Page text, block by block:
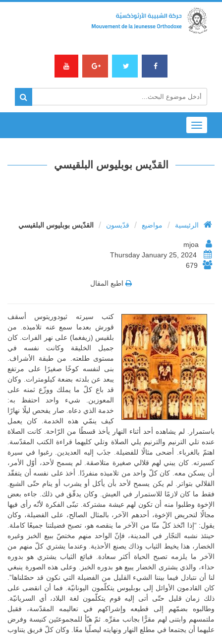
Toggle
navigation
القدّيس بوبليوس البلقيسي
الرئيسية / مواضيع / قدّيسون / القدّيس بوبليوس البلقيسي
679
اطبع المقال
كتب سيرته ثيودوريتوس أسقف
قورش بعدما سمع عنه تلاميذه. من
بلقيس (زيفغما) على نهر الفرات. كان
جميل الخليقة وكانت نفسه في
مستوى طلعته. من طبقة الأشراف.
بنى لنفسه كوخًا صغيرًا على مرتفع
يبعد عن بلدته بضعة كيلومترات. وكان
قد باع كلّ ما يملك ووزّع ثمنه على
المعوزين. شيء واحد احتفظ به:
خدمة الذي دعاه. صار يفحص ليلًا نهارًا
كيف ينمّي هذه الخدمة. كان يعمل
باستمرار. لم يشاهده أحد أثناء النهار يأخذ قسطًا من الرّاحة. كانت الصلاة
عنده تلي الترنيم والترنيم يلي الصلاة وتلي كليهما قراءة الكتب المقدّسة.
اهتمّ بالغرباء. أضحى مثالًا للفضيلة. جذَب إليه العديدين. رغبوا في سيرة
كسيرته. كان يبني لهم قلالي صغيرة متلاصقة. لم يسمح لأحد، أوّل الأمر،
أن يسكن معه. كان كلّ واحد من تلاميذه منفردًا. أخذ على نفسه أن يتفقّد
القلالي بتواتر. لم يكن يسمح لأحد بأن يأكل أو يشرب أو ينام حتّى الشبع.
فقط ما كان لازمًا للاستمرار في العيش. وكان يدقّق في ذلك. جاءه بعض
الإخوة وطلبوا منه أن تكون لهم عيشة مشتركة. تبنّى الفكرة لأنّه رأى فيها
مجالًا لتحريض الإخوة، أحدهم الآخر، بالمثال الصالح، على الفضيلة، وكان
يقول: “إذا اتّخذ كلّ منّا من الآخر ما ينقصه هو، تصبح فضيلتنا جميعًا كاملة.
حينئذ نشبه التجّار في المدينة، فإنّ الواحد منهم مختصّ ببيع الخبز وغيره
الخضار، هذا يخيط الثياب وذاك يصنع الأحذية. وعندما يشتري كلّ منهم من
الآخر ما يلزمه تصبح الحياة أكثر سعادة. فبائع الثياب يشتري هو بدوره
حذاء، والذي يشترى الخضار يبيع هو بدوره الخبز. وعلى هذه الصورة ينبغي
لنا أن نتبادل فيما بيننا الشيء القليل من الفضيلة التي نكون قد حصّلناها”.
كان القادمون الأوائل إلى بوبليوس يتكلّمون اليونانيّة. فما أن انقضى على
ذلك زمان قليل حتّى أتى إليه قوم يتكلّمون لغة البلاد، أي السريانيّة.
وطالبوه بضمّهم إلى قطيعه وإشراكهم في تعاليمه المقدّسة، فقبل
ملتمسهم وابتنى لهم مقرًّا بجانب مقرِّه. ثمّ هيّأ للمجموعتَين كنيسة وفرض
عليهما أن يجتمعا في مطلع النهار ونهايته ليصلّيا معًا. وكان كلّ فريق يتناوب